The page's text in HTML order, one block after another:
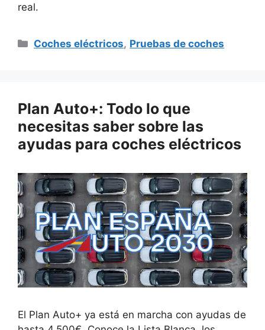
real.
Categorías
Coches eléctricos, Pruebas de coches
Plan Auto+: Todo lo que
necesitas saber sobre las
ayudas para coches eléctricos
El Plan Auto+ ya está en marcha con ayudas de